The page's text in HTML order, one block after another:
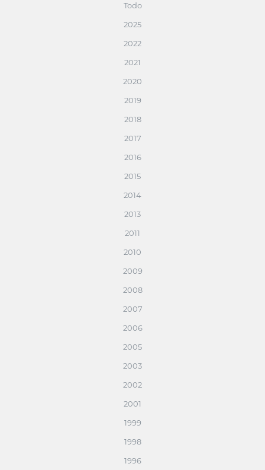
Todo
2025
2022
2021
2020
2019
2018
2017
2016
2015
2014
2013
2011
2010
2009
2008
2007
2006
2005
2003
2002
2001
1999
1998
1996